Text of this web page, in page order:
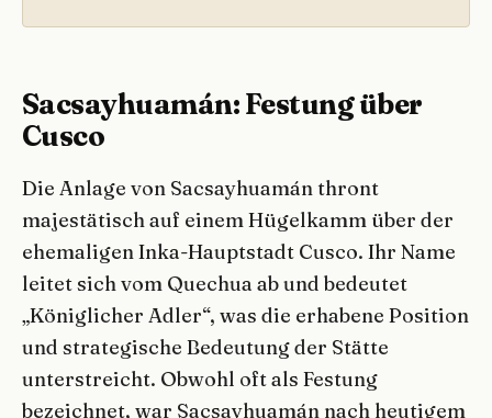
Sacsayhuamán: Festung über
Cusco
Die Anlage von Sacsayhuamán thront
majestätisch auf einem Hügelkamm über der
ehemaligen Inka-Hauptstadt Cusco. Ihr Name
leitet sich vom Quechua ab und bedeutet
„Königlicher Adler“, was die erhabene Position
und strategische Bedeutung der Stätte
unterstreicht. Obwohl oft als Festung
bezeichnet, war Sacsayhuamán nach heutigem